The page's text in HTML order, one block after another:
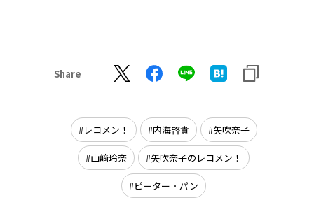
Share
レコメン！ 内海啓貴 矢吹奈子
山﨑玲奈 矢吹奈子のレコメン！
ピーター・パン